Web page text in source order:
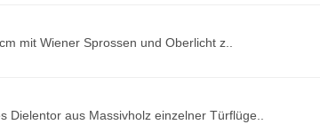
mit Wiener Sprossen und Oberlicht z..
Dielentor aus Massivholz einzelner Türflüge..